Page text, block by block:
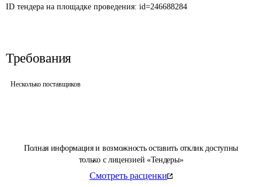
Полная информация и возможность оставить отклик доступны
только с лицензией «Тендеры»
Смотреть расценки
ID тендера на площадке проведения: id=246688284
Требования
Несколько поставщиков